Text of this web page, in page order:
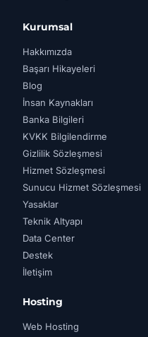
Kurumsal
Hakkımızda
Başarı Hikayeleri
Blog
İnsan Kaynakları
Banka Bilgileri
KVKK Bilgilendirme
Gizlilik Sözleşmesi
Hizmet Sözleşmesi
Sunucu Hizmet Sözleşmesi
Yasaklar
Teknik Altyapı
Data Center
Destek
İletişim
Hosting
Web Hosting